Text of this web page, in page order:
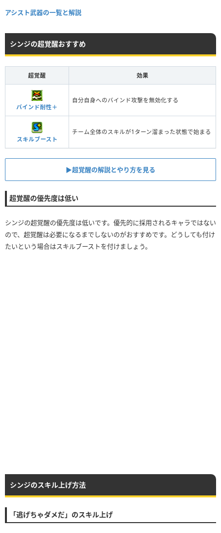
アシスト武器の一覧と解説
シンジの超覚醒おすすめ
超覚醒 効果
バインド耐性＋
自分自身へのバインド攻撃を無効化する
スキルブースト
チーム全体のスキルが1ターン溜まった状態で始まる
▶︎超覚醒の解説とやり方を見る
超覚醒の優先度は低い
シンジの超覚醒の優先度は低いです。優先的に採用されるキャラではない
ので、超覚醒は必要になるまでしないのがおすすめです。どうしても付け
たいという場合はスキルブーストを付けましょう。
シンジのスキル上げ方法
「逃げちゃダメだ」のスキル上げ